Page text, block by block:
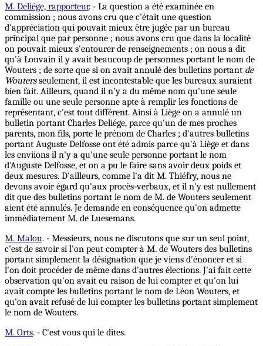
M. Deliége, rapporteur. - La question a été examinée en
commission ; nous avons cru que c'était une question
d'appréciation qui pouvait mieux être jugée par un bureau
principal que par personne ; nous avons cru que dans la localité
on pouvait mieux s'entourer de renseignements ; on nous a dit
qu'à Louvain il y avait beaucoup de personnes portant le nom de
Wouters ; de sorte que si on avait annulé des bulletins portant de
Woutersseulement, il est incontestable que les bureaux auraient
bien fait. Ailleurs, quand il n'y a du même nom qu'une seule
famille ou une seule personne apte à remplir les fonctions de
représentant, c'est tout différent. Ainsi à Liège on a annulé un
bulletin portant Charles Deliége, parce qu'un de mes proches
parents, mon fils, porte le prénom de Charles ; d'autres bulletins
portant Auguste Delfosse ont été admis parce qu'à Liège et dans
les enviions il n'y a qu'une seule personne portant le nom
d'Auguste Delfosse, et on a pu le faire sans avoir deux poids et
deux mesures. D'ailleurs, comme l'a dit M. Thiéfry, nous ne
devons avoir égard qu'aux procès-verbaux, et il n'y est nullement
dit que des bulletins portant le nom de M. de Wouters seulement
aient été annulés. Je demande en conséquence qu'on admette
immédiatement M. de Luesemans.
M. Malou. - Messieurs, nous ne discutons que sur un seul point,
c'est de savoir si l'on peut compter à M. de Wouters des bulletins
portant simplement la désignation que je viens d'énoncer et si
l'on doit procéder de même dans d'autres élections. J'ai fait cette
observation qu'on avait eu raison de lui compter et qu'on lui
avait compte les bulletins portant le nom de Léon Wouters, et
qu'on avait refusé de lui compter les bulletins portant simplement
le nom de Wouters.
M. Orts. - C'est vous qui le dites.